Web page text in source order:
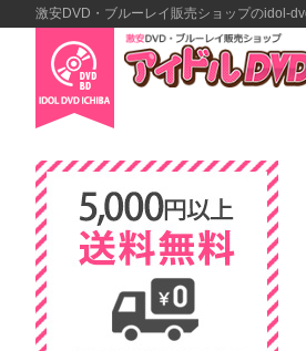
激安DVD・ブルーレイ販売ショップのidol-